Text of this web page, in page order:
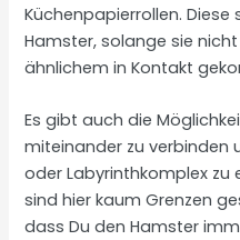
Küchenpapierrollen.
Hamster, solange sie
ähnlichem in Kontakt
Es gibt auch die
miteinander zu verbinden
oder Labyrinthkomplex zu
sind hier kaum Grenzen
dass Du den Hamster